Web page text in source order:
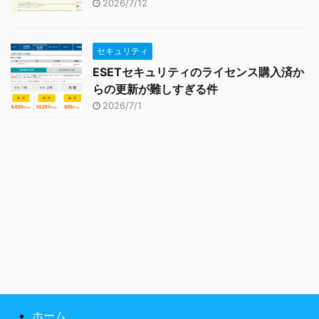
2026/7/12
セキュリティ
ESETセキュリティのライセンス購入済か
らの更新が難しすぎる件
2026/7/1
ホーム